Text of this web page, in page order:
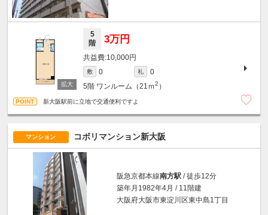
5
階
3万円
10,000円
敷 0 礼
0
5階 ワンルーム（21ｍ2 ）
新大阪駅前に立地で交通便利ですよ
マンション コボリマンション新大阪
阪急京都本線南方駅 / 徒歩12分
築年月1982年4月 / 11階建
大阪府大阪市東淀川区東中島1丁目